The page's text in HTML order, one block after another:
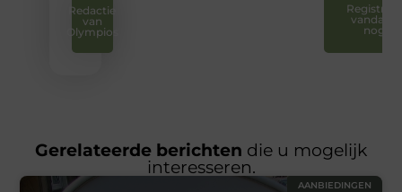
Redactie
van
Olympios
Registreer
vandaag
nog
Gerelateerde berichten die u mogelijk
interesseren.
AANBIEDINGEN